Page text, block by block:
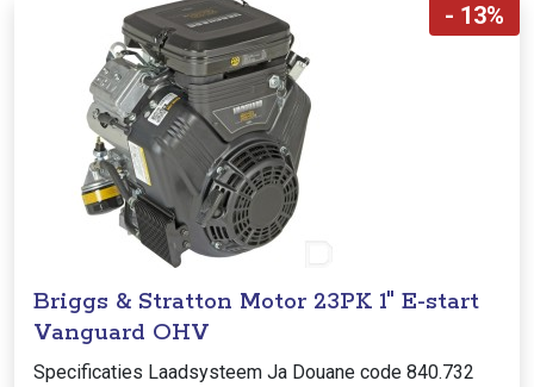
- 13%
Briggs & Stratton Motor 23PK 1" E-start
Vanguard OHV
Specificaties Laadsysteem Ja Douane code 840.732